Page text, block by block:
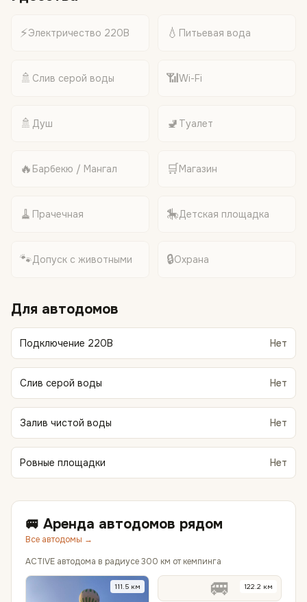
⚡Электричество 220В 💧 Питьевая вода
🚿 Слив серой воды 📶Wi-Fi
🚿 Душ 🚽 Туалет
🔥 Барбекю / Мангал 🛒Магазин
🧹 Прачечная 🎠Детская площадка
🐾Допуск с животными 🔒Охрана
Для автодомов
Подключение 220В Нет
Слив серой воды Нет
Залив чистой воды Нет
Ровные площадки Нет
🚐 Аренда автодомов рядом
Все автодомы →
ACTIVE автодома в радиусе 300 км от кемпинга
111.5 км 🚐 122.2 км